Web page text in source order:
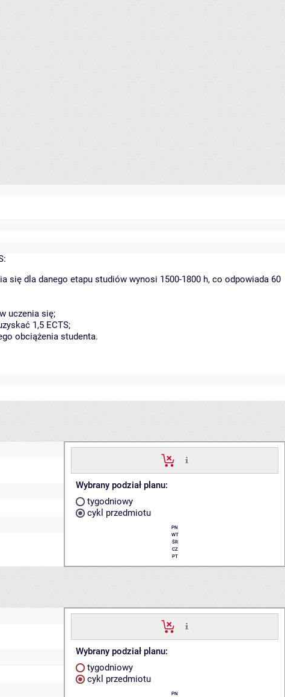
się dla danego etapu studiów wynosi 1500-1800 h, co odpowiada 60
uczenia się;
1,5 ECTS;
obciążenia studenta.
Wybrany podział planu:
tygodniowy
cykl przedmiotu
PN
WT
ŚR
CZ
PT
Wybrany podział planu:
tygodniowy
cykl przedmiotu
PN